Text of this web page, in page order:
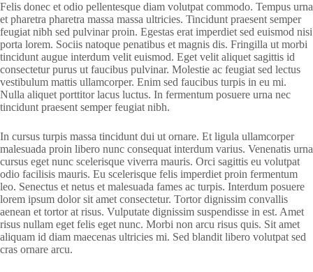
Felis donec et odio pellentesque diam volutpat commodo. Tempus urna
et pharetra pharetra massa massa ultricies. Tincidunt praesent semper
feugiat nibh sed pulvinar proin. Egestas erat imperdiet sed euismod nisi
porta lorem. Sociis natoque penatibus et magnis dis. Fringilla ut morbi
tincidunt augue interdum velit euismod. Eget velit aliquet sagittis id
consectetur purus ut faucibus pulvinar. Molestie ac feugiat sed lectus
vestibulum mattis ullamcorper. Enim sed faucibus turpis in eu mi.
Nulla aliquet porttitor lacus luctus. In fermentum posuere urna nec
tincidunt praesent semper feugiat nibh.
In cursus turpis massa tincidunt dui ut ornare. Et ligula ullamcorper
malesuada proin libero nunc consequat interdum varius. Venenatis urna
cursus eget nunc scelerisque viverra mauris. Orci sagittis eu volutpat
odio facilisis mauris. Eu scelerisque felis imperdiet proin fermentum
leo. Senectus et netus et malesuada fames ac turpis. Interdum posuere
lorem ipsum dolor sit amet consectetur. Tortor dignissim convallis
aenean et tortor at risus. Vulputate dignissim suspendisse in est. Amet
risus nullam eget felis eget nunc. Morbi non arcu risus quis. Sit amet
aliquam id diam maecenas ultricies mi. Sed blandit libero volutpat sed
cras ornare arcu.